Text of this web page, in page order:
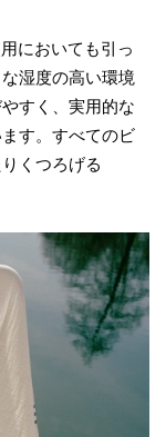
においても引っ
湿度の高い環境
すく、実用的な
す。すべてのビ
くつろげる